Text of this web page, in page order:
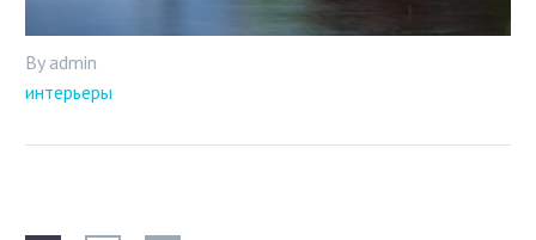
By admin
интерьеры